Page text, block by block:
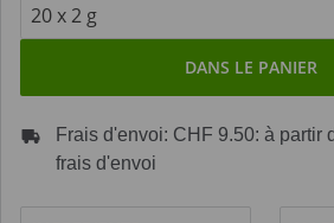
DANS LE PANIER
Frais d'envoi: CHF 9.50: à partir
frais d'envoi